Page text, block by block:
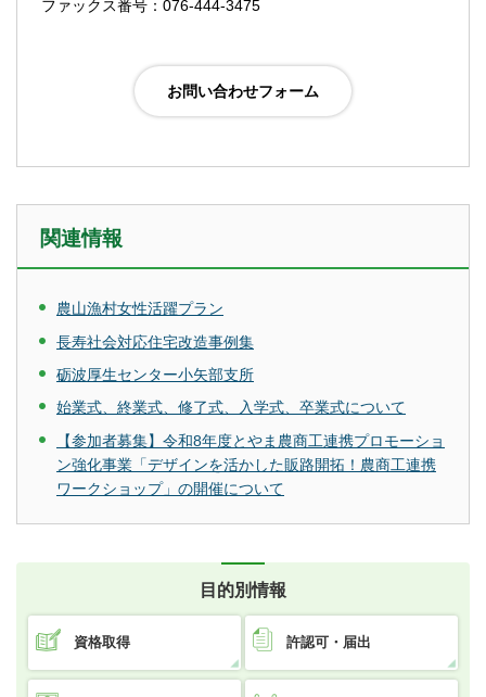
ファックス番号：076-444-3475
関連情報
農山漁村女性活躍プラン
長寿社会対応住宅改造事例集
砺波厚生センター小矢部支所
始業式、終業式、修了式、入学式、卒業式について
【参加者募集】令和8年度とやま農商工連携プロモーショ
ン強化事業「デザインを活かした販路開拓！農商工連携
ワークショップ」の開催について
目的別情報
資格取得 許認可・届出